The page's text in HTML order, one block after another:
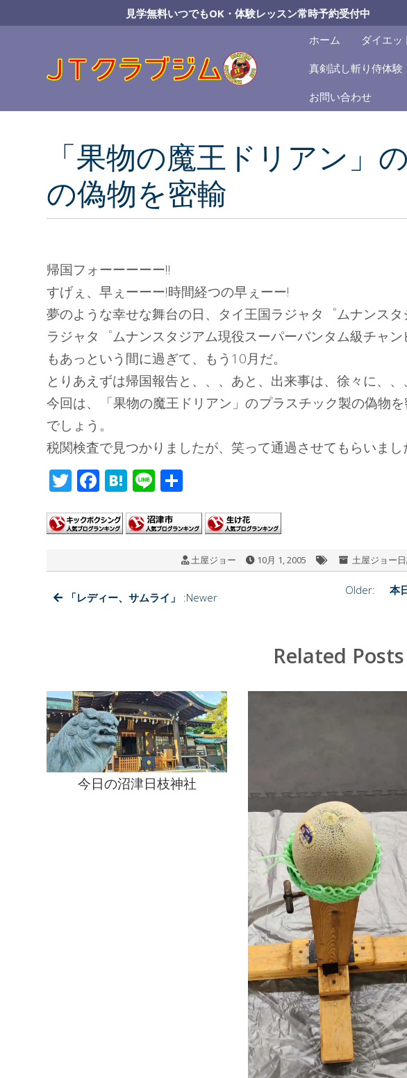
to
見学無料いつでもOK・体験レッスン常時予約受付中
ホーム
ダイエッ
真剣試し斬り侍体験
お問い合わせ
「果物の魔王ドリアン」
の偽物を密輸
帰国フォーーーーー!!
すげぇ、早ぇーーー!時間経つの早ぇーー!
夢のような幸せな舞台の日、タイ王国ラジャタ゜ムナンスタ
ラジャタ゜ムナンスタジアム現役スーパーバンタム級チャ
もあっという間に過ぎて、もう10月だ。
とりあえずは帰国報告と、、、あと、出来事は、徐々に、、
今回は、「果物の魔王ドリアン」のプラスチック製の偽物
でしょう。
税関検査で見つかりましたが、笑って通過させてもらいまし
T
tt
F
e
o
o
H
e
a
Li
e
土屋ジョー 10月 1, 2005 土屋ジョー
「レディー、サムライ」 :Newer
Older:
本
Related Posts
今日の沼津日枝神社